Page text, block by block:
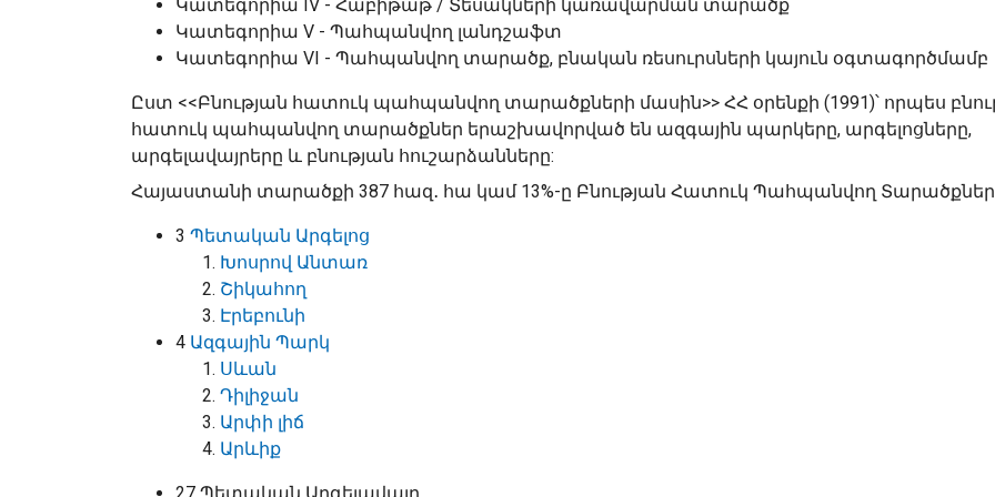
Կատեգորիա IV - Հաբիթաթ / Տեսակների կառավարման տարածք
Կատեգորիա V - Պահպանվող լանդշաֆտ
Կատեգորիա VI - Պահպանվող տարածք, բնական ռեսուրսների կայուն օգտագործմամբ
Ըստ <<Բնության հատուկ պահպանվող տարածքների մասին>> ՀՀ օրենքի (1991)՝ որպես
հատուկ պահպանվող տարածքներ երաշխավորված են ազգային պարկերը, արգելոցները,
արգելավայրերը և բնության հուշարձանները:
Հայաստանի տարածքի 387 հազ․ հա կամ 13%-ը Բնության Հատուկ Պահպանվող Տարածքներ
3 Պետական Արգելոց
Խոսրով Անտառ
Շիկահող
Էրեբունի
4 Ազգային Պարկ
Սևան
Դիլիջան
Արփի լիճ
Արևիք